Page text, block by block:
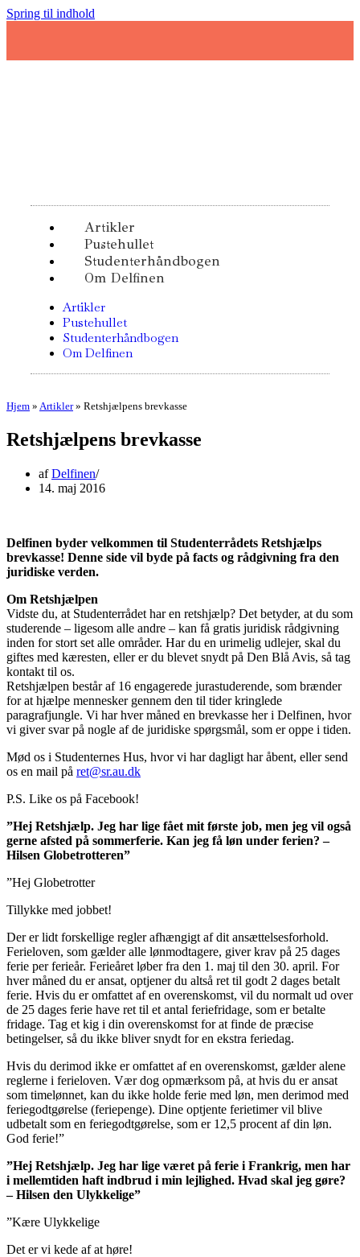
Spring til indhold
Artikler
Pustehullet
Studenterhåndbogen
Om Delfinen
Artikler
Pustehullet
Studenterhåndbogen
Om Delfinen
Hjem » Artikler» Retshjælpens brevkasse
Retshjælpens brevkasse
afDelfinen
14. maj 2016
Delfinen byder velkommen til Studenterrådets Retshjælps
brevkasse! Denne side vil byde på facts og rådgivning fra den
juridiske verden.
Om Retshjælpen
Vidste du, at Studenterrådet har en retshjælp? Det betyder, at du som
studerende – ligesom alle andre – kan få gratis juridisk rådgivning
inden for stort set alle områder. Har du en urimelig udlejer, skal du
giftes med kæresten, eller er du blevet snydt på Den Blå Avis, så tag
kontakt til os.
Retshjælpen består af 16 engagerede jurastuderende, som brænder
for at hjælpe mennesker gennem den til tider kringlede
paragrafjungle. Vi har hver måned en brevkasse her i Delfinen, hvor
vi giver svar på nogle af de juridiske spørgsmål, som er oppe i tiden.
Mød os i Studenternes Hus, hvor vi har dagligt har åbent, eller send
os en mail på ret@sr.au.dk
P.S. Like os på Facebook!
”Hej Retshjælp. Jeg har lige fået mit første job, men jeg vil også
gerne afsted på sommerferie. Kan jeg få løn under ferien? –
Hilsen Globetrotteren”
”Hej Globetrotter
Tillykke med jobbet!
Der er lidt forskellige regler afhængigt af dit ansættelsesforhold.
Ferieloven, som gælder alle lønmodtagere, giver krav på 25 dages
ferie per ferieår. Ferieåret løber fra den 1. maj til den 30. april. For
hver måned du er ansat, optjener du altså ret til godt 2 dages betalt
ferie. Hvis du er omfattet af en overenskomst, vil du normalt ud over
de 25 dages ferie have ret til et antal feriefridage, som er betalte
fridage. Tag et kig i din overenskomst for at finde de præcise
betingelser, så du ikke bliver snydt for en ekstra feriedag.
Hvis du derimod ikke er omfattet af en overenskomst, gælder alene
reglerne i ferieloven. Vær dog opmærksom på, at hvis du er ansat
som timelønnet, kan du ikke holde ferie med løn, men derimod med
feriegodtgørelse (feriepenge). Dine optjente ferietimer vil blive
udbetalt som en feriegodtgørelse, som er 12,5 procent af din løn.
God ferie!”
”Hej Retshjælp. Jeg har lige været på ferie i Frankrig, men har
i mellemtiden haft indbrud i min lejlighed. Hvad skal jeg gøre?
– Hilsen den Ulykkelige”
”Kære Ulykkelige
Det er vi kede af at høre!